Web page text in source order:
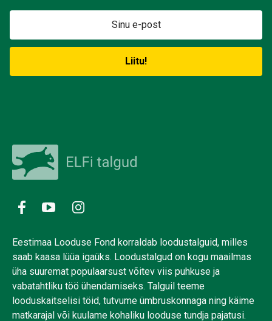
Eestimaa Looduse Fond korraldab loodustalguid, milles
saab kaasa lüüa igaüks. Loodustalgud on kogu maailmas
üha suuremat populaarsust võitev viis puhkuse ja
vabatahtliku töö ühendamiseks. Talguil teeme
looduskaitselisi töid, tutvume ümbruskonnaga ning käime
matkarajal või kuulame kohaliku looduse tundja pajatusi.